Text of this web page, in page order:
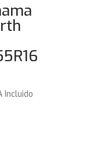
Incluido